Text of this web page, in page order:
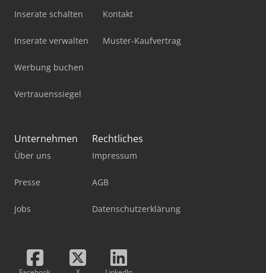
Inserate schalten
Inserate verwalten
Werbung buchen
Vertrauenssiegel
Kontakt
Muster-Kaufvertrag
Unternehmen
Über uns
Presse
Jobs
Rechtliches
Impressum
AGB
Datenschutzerklärung